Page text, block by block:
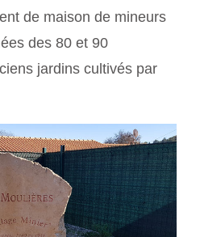
de maison de mineurs
des 80 et 90
jardins cultivés par